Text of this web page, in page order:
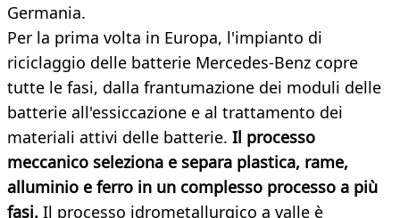
Germania.
Per la prima volta in Europa, l'impianto di
riciclaggio delle batterie Mercedes-Benz copre
tutte le fasi, dalla frantumazione dei moduli delle
batterie all'essiccazione e al trattamento dei
materiali attivi delle batterie. Il processo
meccanico seleziona e separa plastica, rame,
alluminio e ferro in un complesso processo a più
fasi. Il processo idrometallurgico a valle è